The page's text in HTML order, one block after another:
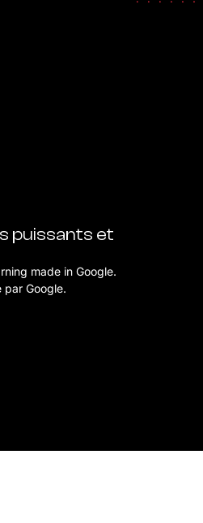
puissants et
made in Google.
par Google.